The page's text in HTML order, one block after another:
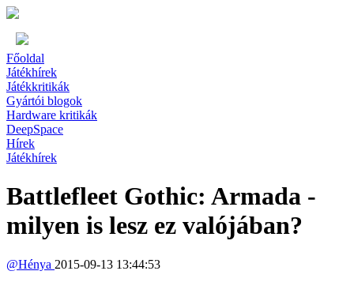
Főoldal
Játékhírek
Játékkritikák
Gyártói blogok
Hardware kritikák
DeepSpace
Hírek
Játékhírek
Battlefleet Gothic: Armada -
milyen is lesz ez valójában?
@Hénya 2015-09-13 13:44:53